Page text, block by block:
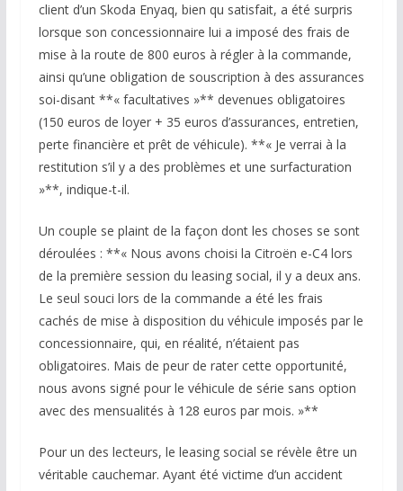
client d’un Skoda Enyaq, bien qu satisfait, a été surpris
lorsque son concessionnaire lui a imposé des frais de
mise à la route de 800 euros à régler à la commande,
ainsi qu’une obligation de souscription à des assurances
soi-disant **« facultatives »** devenues obligatoires
(150 euros de loyer + 35 euros d’assurances, entretien,
perte financière et prêt de véhicule). **« Je verrai à la
restitution s’il y a des problèmes et une surfacturation
»**, indique-t-il.
Un couple se plaint de la façon dont les choses se sont
déroulées : **« Nous avons choisi la Citroën e-C4 lors
de la première session du leasing social, il y a deux ans.
Le seul souci lors de la commande a été les frais
cachés de mise à disposition du véhicule imposés par le
concessionnaire, qui, en réalité, n’étaient pas
obligatoires. Mais de peur de rater cette opportunité,
nous avons signé pour le véhicule de série sans option
avec des mensualités à 128 euros par mois. »**
Pour un des lecteurs, le leasing social se révèle être un
véritable cauchemar. Ayant été victime d’un accident